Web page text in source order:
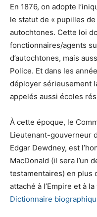
En 1876, on adopte
le statut de « pupilles de
autochtones. Cette loi
fonctionnaires/agents
d’autochtones, mais
Police. Et dans les
déployer sérieusement
appelés aussi écoles
À cette époque, le
Lieutenant-gouverneur
Edgar Dewdney, est
MacDonald (il sera l’un
testamentaires) en plus
attaché à l’Empire et à
Dictionnaire